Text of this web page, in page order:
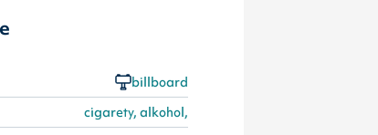
billboard
cigarety, alkohol,